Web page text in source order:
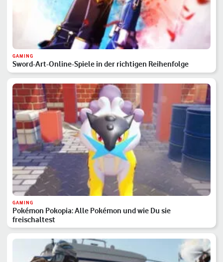
GAMING
Sword-Art-Online-Spiele in der richtigen Reihenfolge
GAMING
Pokémon Pokopia: Alle Pokémon und wie Du sie
freischaltest